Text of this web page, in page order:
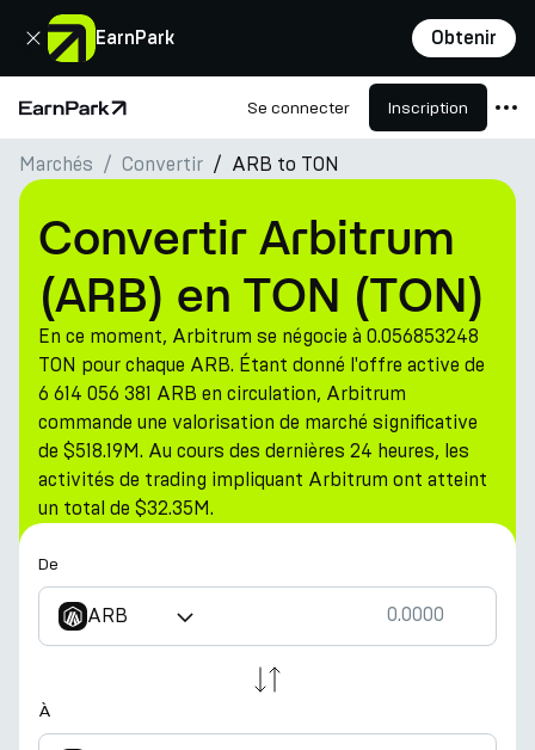
EarnPark Obtenir
Fermer
Page d'accueil Se connecter Inscription
Produits
Marchés
Calculatrices
PARK Token
Ressources
Entreprise
Marchés Convertir ARB to TON
Convertir Arbitrum
(ARB) en TON (TON)
En ce moment, Arbitrum se négocie à 0.056853248
TON pour chaque ARB. Étant donné l'offre active de
6 614 056 381 ARB en circulation, Arbitrum
commande une valorisation de marché significative
de $518.19M. Au cours des dernières 24 heures, les
activités de trading impliquant Arbitrum ont atteint
un total de $32.35M.
De
ARB
À